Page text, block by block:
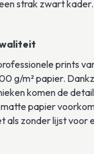
strak zwart kader.
prints
g/m² papier.
komen de
papier
als zonder lijst voor